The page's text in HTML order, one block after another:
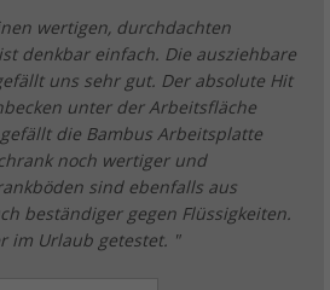
wertigen, durchdachten
denkbar einfach. Die ausziehbare
uns sehr gut. Der absolute Hit
unter der Arbeitsfläche
die Bambus Arbeitsplatte
noch wertiger und
sind ebenfalls aus
beständiger gegen Flüssigkeiten.
im Urlaub getestet. "